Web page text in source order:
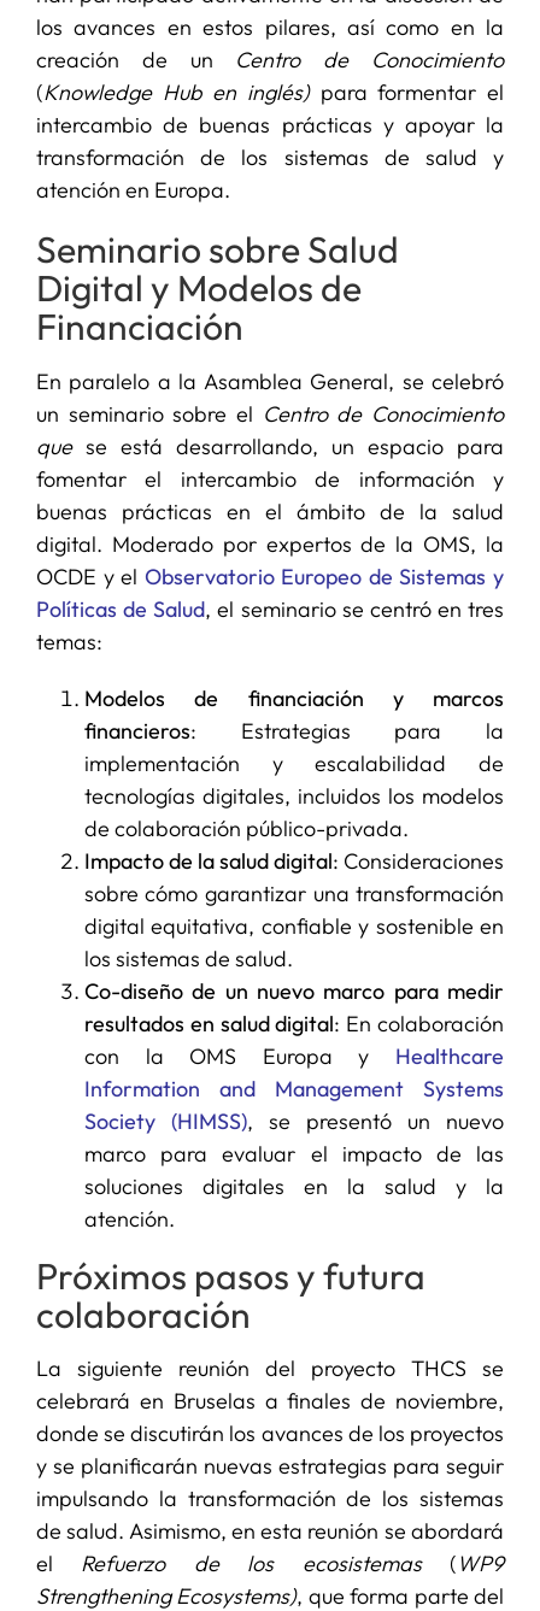
los avances en estos pilares, así como en la
creación de un Centro de Conocimiento
(Knowledge Hub en inglés)para formentar el
intercambio de buenas prácticas y apoyar la
transformación de los sistemas de salud y
atención en Europa.
Seminario sobre Salud
Digital y Modelos de
Financiación
En paralelo a la Asamblea General, se celebró
un seminario sobre el Centro de Conocimiento
que se está desarrollando, un espacio para
fomentar el intercambio de información y
buenas prácticas en el ámbito de la salud
digital. Moderado por expertos de la OMS, la
OCDE y el Observatorio Europeo de Sistemas y
Políticas de Salud, el seminario se centró en tres
temas:
Modelos de financiación y marcos
financieros: Estrategias para la
implementación y escalabilidad de
tecnologías digitales, incluidos los modelos
de colaboración público-privada.
Impacto de la salud digital: Consideraciones
sobre cómo garantizar una transformación
digital equitativa, confiable y sostenible en
los sistemas de salud.
Co-diseño de un nuevo marco para medir
resultados en salud digital: En colaboración
con la OMS Europa y Healthcare
Information and Management Systems
Society (HIMSS), se presentó un nuevo
marco para evaluar el impacto de las
soluciones digitales en la salud y la
atención.
Próximos pasos y futura
colaboración
La siguiente reunión del proyecto THCS se
celebrará en Bruselas a finales de noviembre,
donde se discutirán los avances de los proyectos
y se planificarán nuevas estrategias para seguir
impulsando la transformación de los sistemas
de salud. Asimismo, en esta reunión se abordará
el Refuerzo de los ecosistemas(WP9
Strengthening Ecosystems), que forma parte del